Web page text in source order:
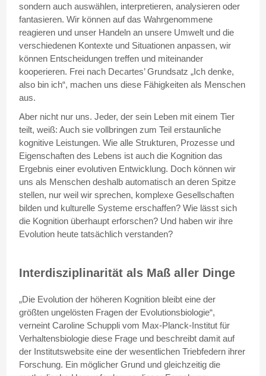
sondern auch auswählen, interpretieren, analysieren oder
fantasieren. Wir können auf das Wahrgenommene
reagieren und unser Handeln an unsere Umwelt und die
verschiedenen Kontexte und Situationen anpassen, wir
können Entscheidungen treffen und miteinander
kooperieren. Frei nach Decartes’ Grundsatz „Ich denke,
also bin ich“, machen uns diese Fähigkeiten als Menschen
aus.
Aber nicht nur uns. Jeder, der sein Leben mit einem Tier
teilt, weiß: Auch sie vollbringen zum Teil erstaunliche
kognitive Leistungen. Wie alle Strukturen, Prozesse und
Eigenschaften des Lebens ist auch die Kognition das
Ergebnis einer evolutiven Entwicklung. Doch können wir
uns als Menschen deshalb automatisch an deren Spitze
stellen, nur weil wir sprechen, komplexe Gesellschaften
bilden und kulturelle Systeme erschaffen? Wie lässt sich
die Kognition überhaupt erforschen? Und haben wir ihre
Evolution heute tatsächlich verstanden?
Interdisziplinarität als Maß aller Dinge
„Die Evolution der höheren Kognition bleibt eine der
größten ungelösten Fragen der Evolutionsbiologie“,
verneint Caroline Schuppli vom Max-Planck-Institut für
Verhaltensbiologie diese Frage und beschreibt damit auf
der Institutswebsite eine der wesentlichen Triebfedern ihrer
Forschung. Ein möglicher Grund und gleichzeitig die